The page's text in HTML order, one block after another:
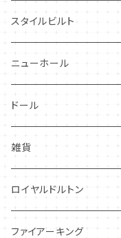
グレンミスト
スワンシースプレイ
グレイ社
グレイリーフ
レヴェリー
フローラル
CIBON
スタイルビルト
ニューホール
ドール
雑貨
キーホルダー
アンティーク・カード
ロイヤルドルトン
スタッフォードシャードッグ
ファイアーキング